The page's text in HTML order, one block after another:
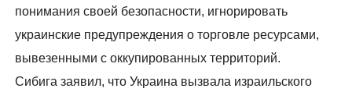
понимания своей безопасности, игнорировать
украинские предупреждения о торговле ресурсами,
вывезенными с оккупированных территорий.
Сибига заявил, что Украина вызвала израильского